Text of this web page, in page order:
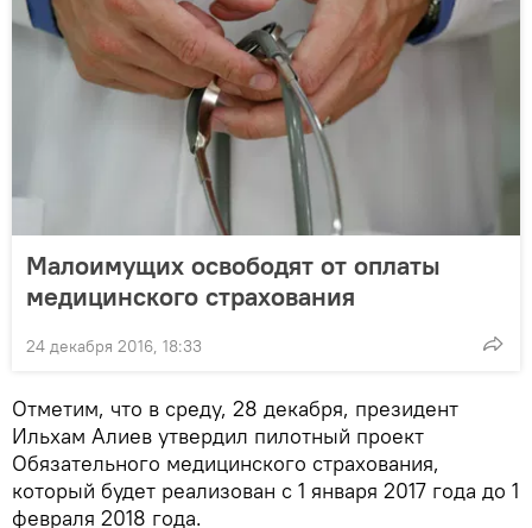
Малоимущих освободят от оплаты
медицинского страхования
24 декабря 2016, 18:33
Отметим, что в среду, 28 декабря, президент
Ильхам Алиев утвердил пилотный проект
Обязательного медицинского страхования,
который будет реализован с 1 января 2017 года до 1
февраля 2018 года.